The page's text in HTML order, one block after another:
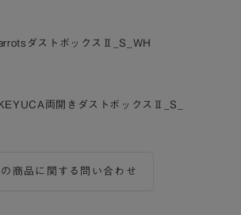
ダストボックスⅡ_S_WH
両開きダストボックスⅡ_S_
の商品に関する問い合わせ